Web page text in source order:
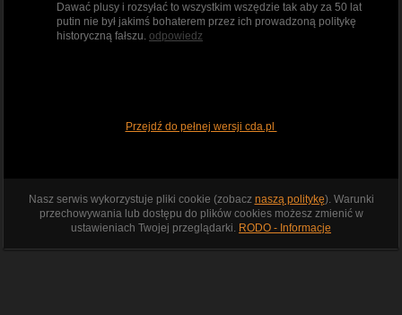
Dawać plusy i rozsyłać to wszystkim wszędzie tak aby za 50 lat
putin nie był jakimś bohaterem przez ich prowadzoną politykę
historyczną fałszu. odpowiedz
Przejdź do pełnej wersji cda.pl
Nasz serwis wykorzystuje pliki cookie (zobacz naszą politykę). Warunki
przechowywania lub dostępu do plików cookies możesz zmienić w
ustawieniach Twojej przeglądarki. RODO - Informacje